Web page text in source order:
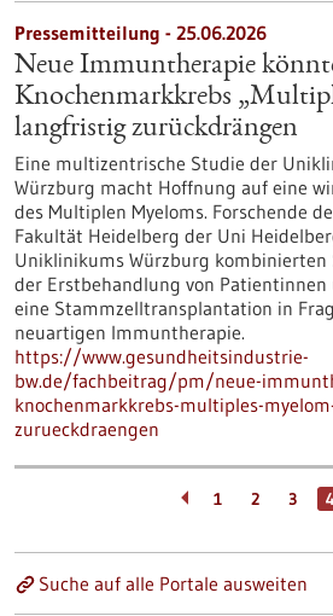
Pressemitteilung - 25.06.2026
Neue Immuntherapie
Knochenmarkkrebs
langfristig zurückdrängen
Eine multizentrische Studie der
Würzburg macht Hoffnung auf eine
des Multiplen Myeloms. Forschende
Fakultät Heidelberg der Uni
Uniklinikums Würzburg
der Erstbehandlung von
eine Stammzelltransplantation in
neuartigen Immuntherapie.
https://www.gesundheitsindustrie-
bw.de/fachbeitrag/pm/neue-
knochenmarkkrebs-multiples-
zurueckdraengen
1 2 3 4
Suche auf alle Portale ausweiten